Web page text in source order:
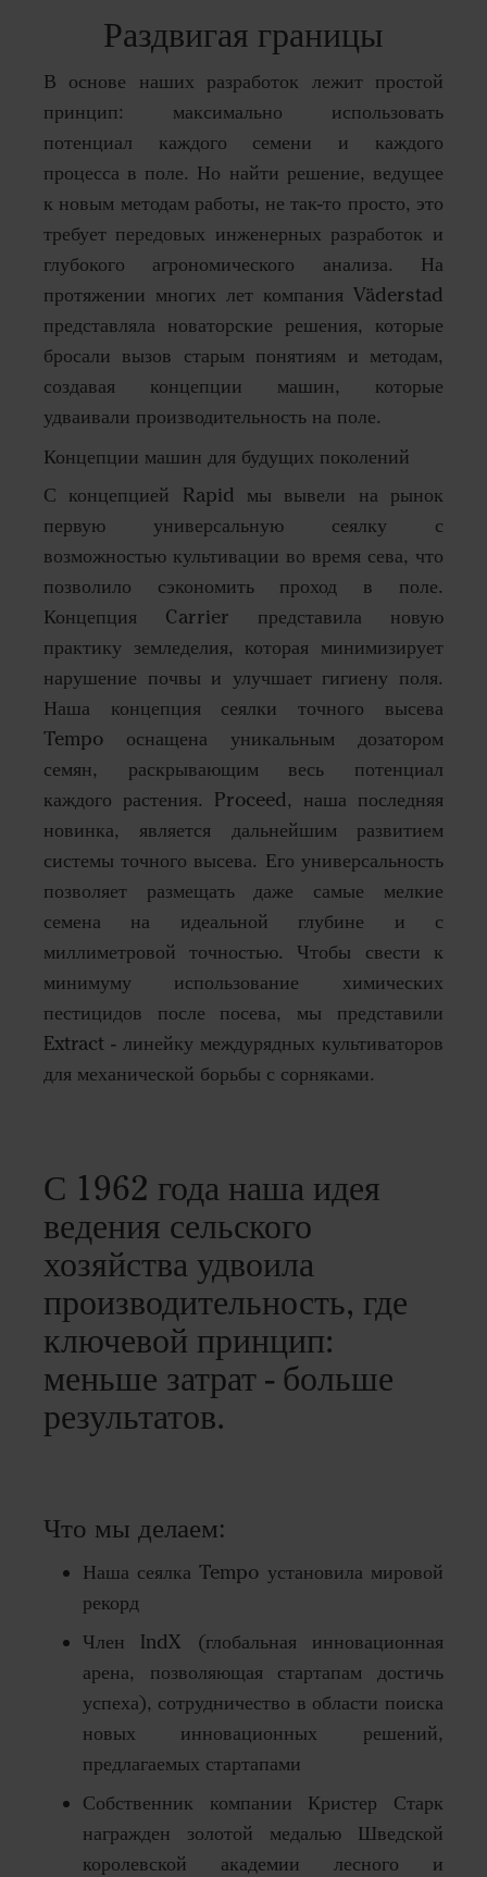
Раздвигая границы
В основе наших разработок лежит простой
принцип: максимально использовать
потенциал каждого семени и каждого
процесса в поле. Но найти решение, ведущее
к новым методам работы, не так-то просто, это
требует передовых инженерных разработок и
глубокого агрономического анализа. На
протяжении многих лет компания Väderstad
представляла новаторские решения, которые
бросали вызов старым понятиям и методам,
создавая концепции машин, которые
удваивали производительность на поле.
Концепции машин для будущих поколений
С концепцией Rapid мы вывели на рынок
первую универсальную сеялку с
возможностью культивации во время сева, что
позволило сэкономить проход в поле.
Концепция Carrier представила новую
практику земледелия, которая минимизирует
нарушение почвы и улучшает гигиену поля.
Наша концепция сеялки точного высева
Tempo оснащена уникальным дозатором
семян, раскрывающим весь потенциал
каждого растения. Proceed, наша последняя
новинка, является дальнейшим развитием
системы точного высева. Его универсальность
позволяет размещать даже самые мелкие
семена на идеальной глубине и с
миллиметровой точностью. Чтобы свести к
минимуму использование химических
пестицидов после посева, мы представили
Extract - линейку междурядных культиваторов
для механической борьбы с сорняками.
С 1962 года наша идея
ведения сельского
хозяйства удвоила
производительность, где
ключевой принцип:
меньше затрат - больше
результатов.
Что мы делаем:
Наша сеялка Tempo установила мировой
рекорд
Член IndX (глобальная инновационная
арена, позволяющая стартапам достичь
успеха), сотрудничество в области поиска
новых инновационных решений,
предлагаемых стартапами
Собственник компании Кристер Старк
награжден золотой медалью Шведской
королевской академии лесного и